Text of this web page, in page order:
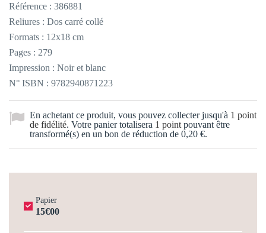
Référence : 386881
Reliures : Dos carré collé
Formats : 12x18 cm
Pages : 279
Impression : Noir et blanc
N° ISBN : 9782940871223
En achetant ce produit, vous pouvez collecter jusqu'à 1 point
de fidélité. Votre panier totalisera 1 point pouvant être
transformé(s) en un bon de réduction de 0,20 €.
Papier
15€00